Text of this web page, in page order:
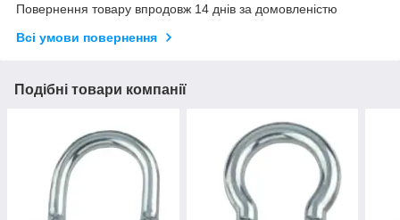
Повернення товару впродовж 14 днів за домовленістю
Всі умови повернення
Подібні товари компанії